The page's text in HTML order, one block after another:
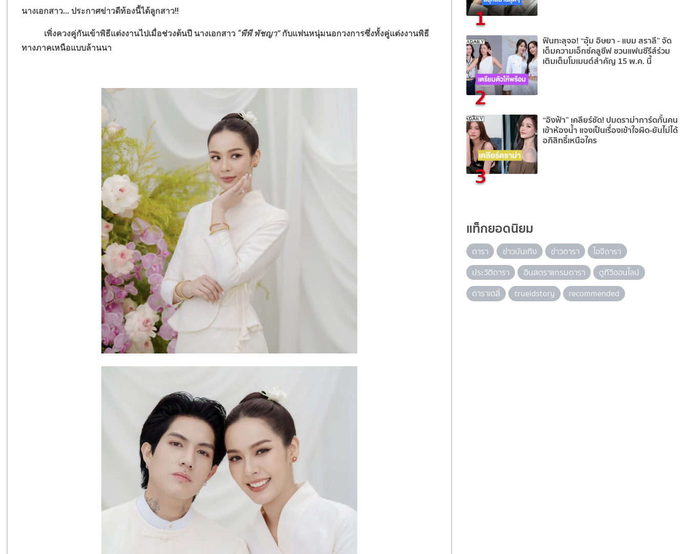
นางเอกสาว... ประกาศข่าวดีท้องนี้ได้ลูกสาว!!
เพิ่งควงคู่กันเข้าพิธีแต่งงานไปเมื่อช่วงต้นปี นางเอกสาว “พีพี พัชญา” กับแฟนหนุ่มนอกวงการซึ่งทั้งคู่แต่งงานพิธี
ทางภาคเหนือแบบล้านนา
1
2
ฟินทะลุจอ! “อุ้ม อิษยา - แบม สราลี” จัด
เต็มความเอ็กซ์คลูซีฟ ชวนแฟนซีรีส์ร่วม
เติมเต็มโมเมนต์สำคัญ 15 พ.ค. นี้
3
“อิงฟ้า” เคลียร์ชัด! ปมดราม่าการ์ดกั้นคน
เข้าห้องน้ำ แจงเป็นเรื่องเข้าใจผิด-ยันไม่ได้
อภิสิทธิ์เหนือใคร
แท็กยอดนิยม
ดารา ข่าวบันเทิง ข่าวดารา
ไอจีดารา
ประวัติดารา
อินสตราแกรมดารา
ดูทีวีออนไลน์
ดาราเดลี่
trueidstory recommended